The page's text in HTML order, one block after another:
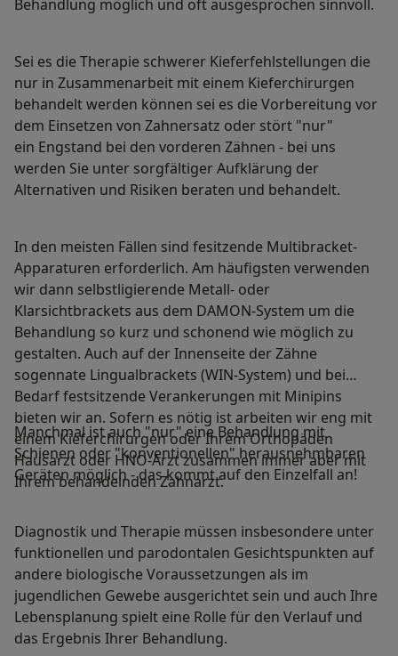
Behandlung möglich und oft ausgesprochen sinnvoll.
Sei es die Therapie schwerer Kieferfehlstellungen die
nur in Zusammenarbeit mit einem Kieferchirurgen
behandelt werden können sei es die Vorbereitung vor
dem Einsetzen von Zahnersatz oder stört "nur"
ein Engstand bei den vorderen Zähnen - bei uns
werden Sie unter sorgfältiger Aufklärung der
Alternativen und Risiken beraten und behandelt.
In den meisten Fällen sind fesitzende Multibracket-
Apparaturen erforderlich. Am häufigsten verwenden
wir dann selbstligierende Metall- oder
Klarsichtbrackets aus dem DAMON-System um die
Behandlung so kurz und schonend wie möglich zu
gestalten. Auch auf der Innenseite der Zähne
sogennate Lingualbrackets (WIN-System) und bei
Bedarf festsitzende Verankerungen mit Minipins
bieten wir an. Sofern es nötig ist arbeiten wir eng mit
einem Kieferchirurgen oder Ihrem Orthopäden
Hausarzt oder HNO-Arzt zusammen immer aber mit
Ihrem behandelnden Zahnarzt.
Manchmal ist auch "nur" eine Behandlung mit
Schienen oder "konventionellen" herausnehmbaren
Geräten möglich - das kommt auf den Einzelfall an!
Diagnostik und Therapie müssen insbesondere unter
funktionellen und parodontalen Gesichtspunkten auf
andere biologische Voraussetzungen als im
jugendlichen Gewebe ausgerichtet sein und auch Ihre
Lebensplanung spielt eine Rolle für den Verlauf und
das Ergebnis Ihrer Behandlung.